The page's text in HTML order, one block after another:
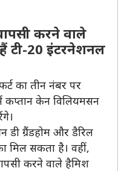
करने वाले
टी-20 इंटरनेशनल
का तीन नंबर पर
कप्तान केन विलियमसन
ग्रैंडहोम और डैरिल
मिल सकता है। वहीं,
करने वाले हैमिश